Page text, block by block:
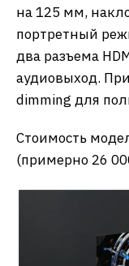
на 125 мм,
портретный
два разъема
аудиовыход.
dimming для
Стоимость
(примерно 26